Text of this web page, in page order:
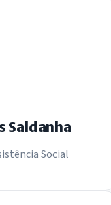
Saldanha
Social